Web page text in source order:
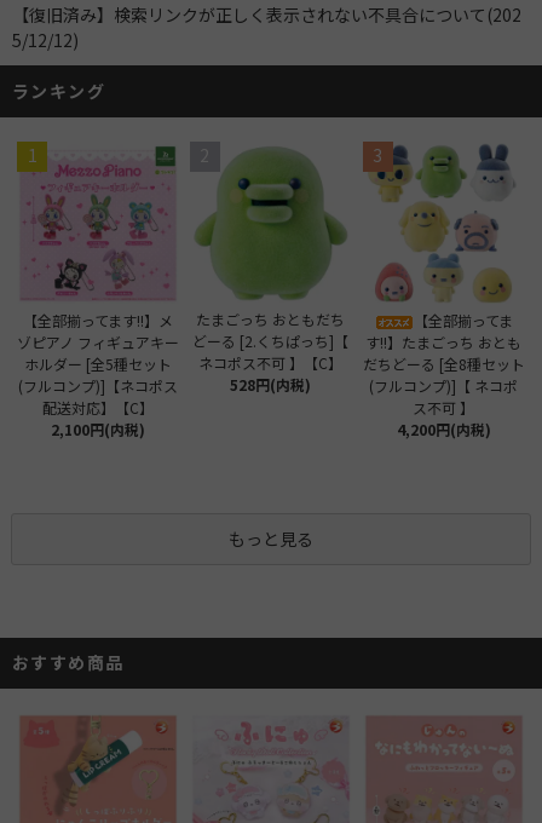
【復旧済み】検索リンクが正しく表示されない不具合について(202
5/12/12)
ランキング
1
【全部揃ってます!!】メ
ゾピアノ フィギュアキー
ホルダー [全5種セット
(フルコンプ)]【ネコポス
配送対応】【C】
2,100円(内税)
2
たまごっち おともだち
どーる [2.くちぱっち]【
ネコポス不可 】【C】
528円(内税)
3
【全部揃ってま
す!!】たまごっち おとも
だちどーる [全8種セット
(フルコンプ)]【 ネコポ
ス不可 】
4,200円(内税)
もっと見る
おすすめ商品